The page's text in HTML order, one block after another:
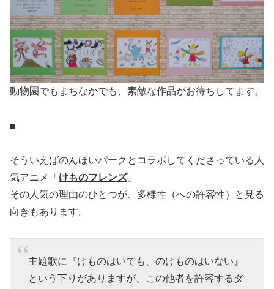
動物園でもまちなかでも、素敵な作品がお待ちしてます。
■
そういえばのんほいパークとコラボしてくださっている人
気アニメ「 けものフレンズ」
その人気の理由のひとつが、多様性（への許容性）と見る
向きもあります。
主題歌に『けものはいても、のけものはいない』
という下りがありますが、この他者を許容するダ